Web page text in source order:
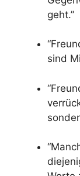
geht.”
sind